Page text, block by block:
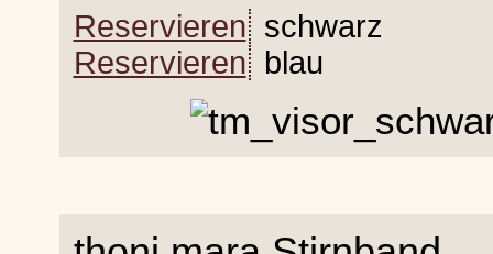
Reservieren schwarz
Reservieren blau